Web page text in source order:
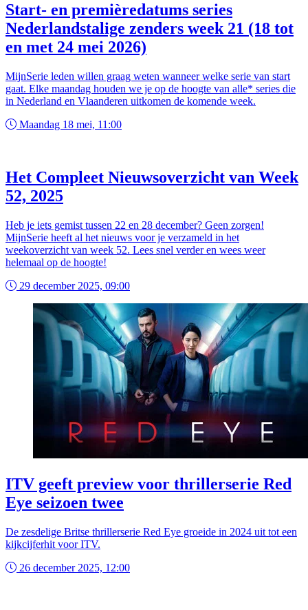
Start- en premièredatums series
Nederlandstalige zenders week 21 (18 tot
en met 24 mei 2026)
MijnSerie leden willen graag weten wanneer welke serie van start
gaat. Elke maandag houden we je op de hoogte van alle* series die
in Nederland en Vlaanderen uitkomen de komende week.
Maandag 18 mei, 11:00
Het Compleet Nieuwsoverzicht van Week
52, 2025
Heb je iets gemist tussen 22 en 28 december? Geen zorgen!
MijnSerie heeft al het nieuws voor je verzameld in het
weekoverzicht van week 52. Lees snel verder en wees weer
helemaal op de hoogte!
29 december 2025, 09:00
ITV geeft preview voor thrillerserie Red
Eye seizoen twee
De zesdelige Britse thrillerserie Red Eye groeide in 2024 uit tot een
kijkcijferhit voor ITV.
26 december 2025, 12:00